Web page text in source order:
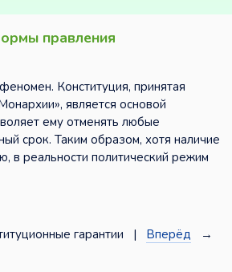
правления
Конституция, принятая
является основой
ему отменять любые
срок. Таким образом, хотя наличие
в реальности политический режим
гарантии | Вперёд →